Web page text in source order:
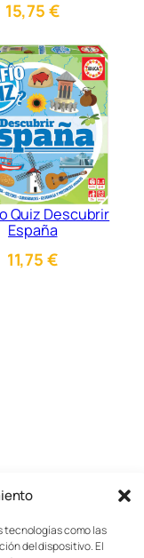
tecnologías como las
del dispositivo. El
15,75€
Quiz Descubrir
España
11,75€